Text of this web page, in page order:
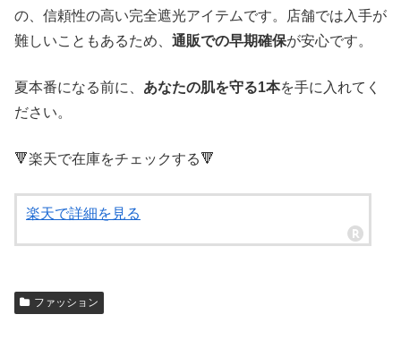
の、信頼性の高い完全遮光アイテムです。店舗では入手が
難しいこともあるため、 通販での早期確保が安心です。
夏本番になる前に、 あなたの肌を守る1本を手に入れてく
ださい。
🔻楽天で在庫をチェックする🔻
楽天で詳細を見る
ファッション